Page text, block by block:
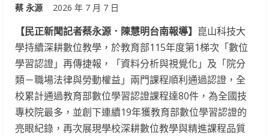
蔡 永源 2026 年 7 月 7 日
【民正新聞記者蔡永源．陳慧明台南報導】 崑山科技大
學持續深耕數位教學，於教育部115年度第1梯次「數位
學習認證」再傳捷報，「資料分析與視覺化」及「院分
類－職場法律與勞動權益」兩門課程順利通過認證，全
校累計通過教育部數位學習認證課程達80件，為全國技
專校院最多，並創下連續19年獲教育部數位學習認證的
亮眼紀錄，再次展現學校深耕數位教學與精進課程品質